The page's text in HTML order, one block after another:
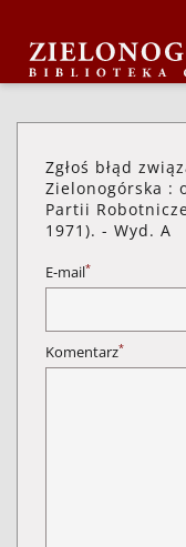
Zgłoś błąd
Zielonogórska :
Partii
1971). - Wyd. A
E-mail*
Komentarz*